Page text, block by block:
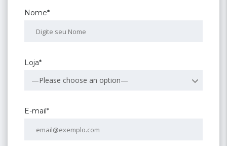
Nome*
Loja*
—Please choose an option—
E-mail*